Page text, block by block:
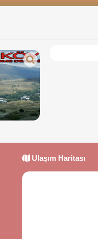
Ulaşım Haritası